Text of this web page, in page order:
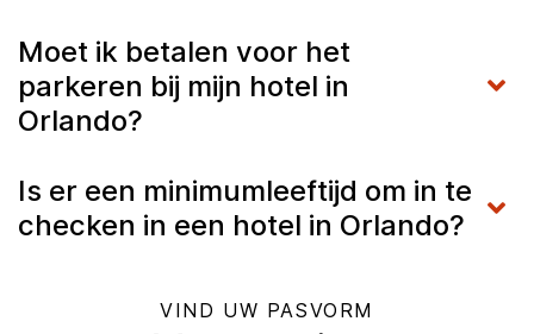
Moet ik betalen voor het
parkeren bij mijn hotel in
Orlando?
Is er een minimumleeftijd om in te
checken in een hotel in Orlando?
VIND UW PASVORM